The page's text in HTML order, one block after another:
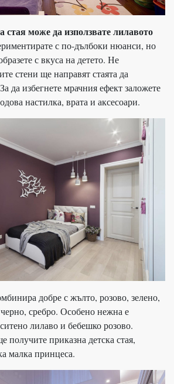
стая може да използвате лилавото
с по-дълбоки нюанси, но
с вкуса на детето. Не
стени ще направят стаята да
да избегнете мрачния ефект заложете
настилка, врата и аксесоари.
добре с жълто, розово, зелено,
сребро. Особено нежна е
лилаво и бебешко розово.
получите приказна детска стая,
малка принцеса.